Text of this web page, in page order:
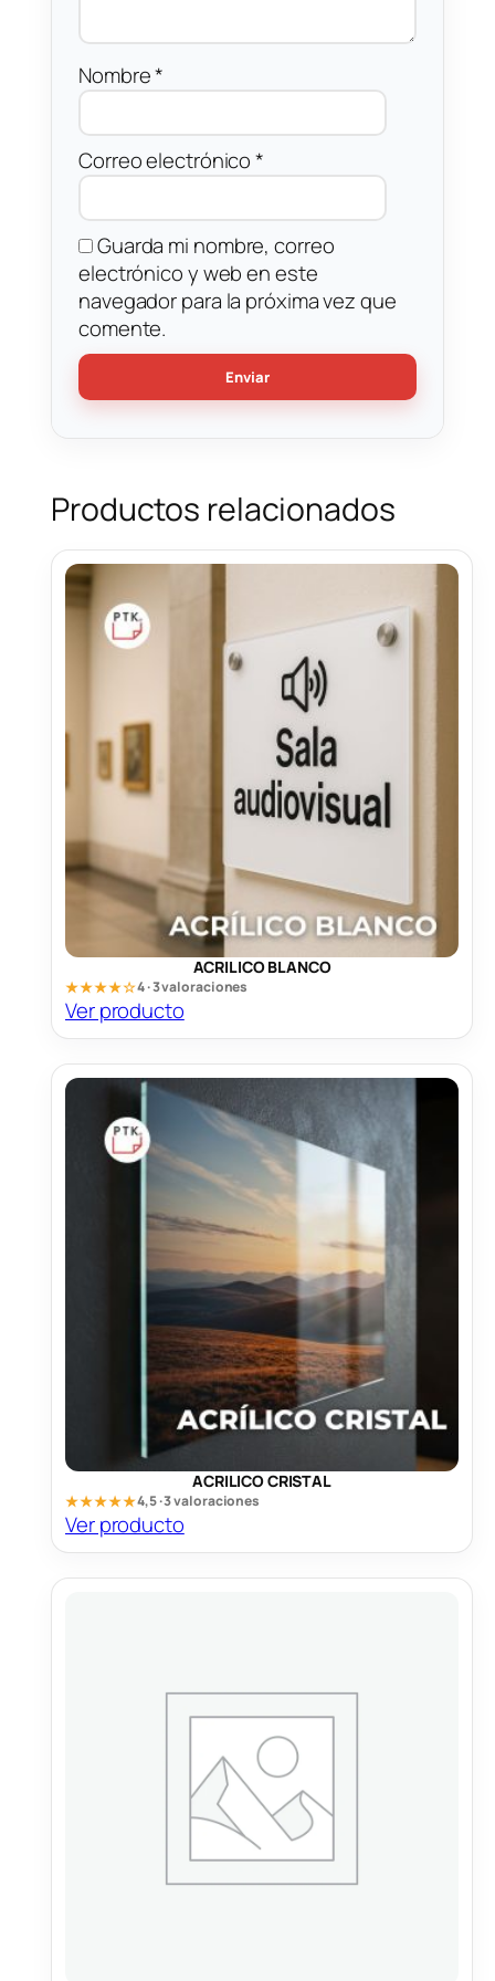
Nombre*
Correo electrónico*
Guarda mi nombre, correo
electrónico y web en este
navegador para la próxima vez que
comente.
Productos relacionados
ACRILICO BLANCO
★★★★☆4 · 3 valoraciones
Ver producto
ACRILICO CRISTAL
★★★★★4,5 · 3 valoraciones
Ver producto